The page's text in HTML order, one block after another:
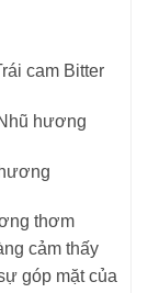
cam Bitter
hương
thơm
cảm thấy
góp mặt của